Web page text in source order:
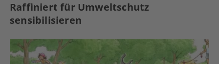
Raffiniert für Umweltschutz
sensibilisieren